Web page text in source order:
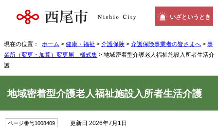
いざというとき
現在の位置： ホーム > 健康・福祉 > 介護保険 > 介護保険事業者の皆さまへ > 事
業所（変更・加算）変更届 様式集 > 地域密着型介護老人福祉施設入所者生活介
護
地域密着型介護老人福祉施設入所者生活介護
ページ番号1008409 更新日 2026年7月1日